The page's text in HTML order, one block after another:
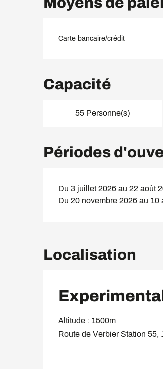
Carte bancaire/crédit
Capacité
55 Personne(s)
Périodes
Du 3 juillet 2026 au 22 août
Du 20 novembre 2026 au
Localisation
Altitude : 1500m
Route de Verbier Station 55,